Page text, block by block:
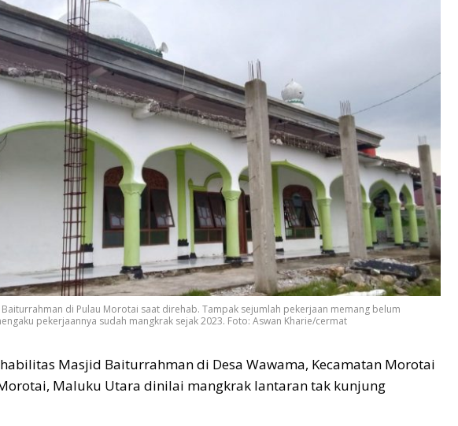
di Pulau Morotai saat direhab. Tampak sejumlah pekerjaan memang belum
pekerjaannya sudah mangkrak sejak 2023. Foto: Aswan Kharie/cermat
Masjid Baiturrahman di Desa Wawama, Kecamatan Morotai
Maluku Utara dinilai mangkrak lantaran tak kunjung